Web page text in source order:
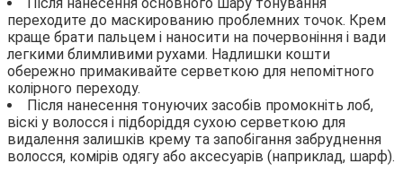
Після нанесення основного шару тонування
переходите до маскированию проблемних точок. Крем
краще брати пальцем і наносити на почервоніння і вади
легкими блимливими рухами. Надлишки кошти
обережно примакивайте серветкою для непомітного
колірного переходу.
Після нанесення тонуючих засобів промокніть лоб,
віскі у волосся і підборіддя сухою серветкою для
видалення залишків крему та запобігання забруднення
волосся, комірів одягу або аксесуарів (наприклад, шарф).